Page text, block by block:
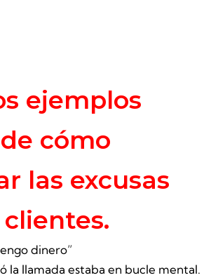
ejemplos
cómo
las excusas
dinero”
la llamada estaba en bucle mental.